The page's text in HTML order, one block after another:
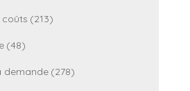
(213)
(48)
demande (278)